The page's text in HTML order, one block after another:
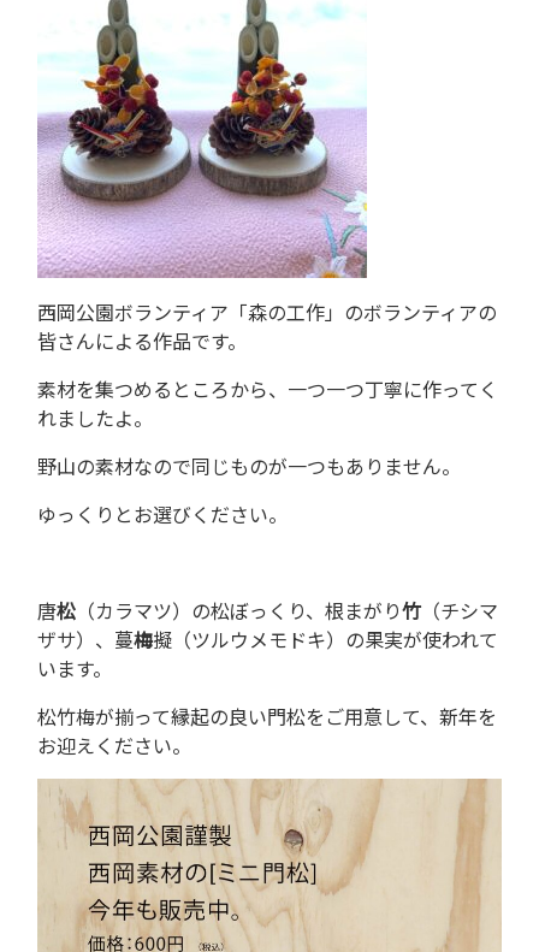
西岡公園ボランティア「森の工作」のボランティアの
皆さんによる作品です。
素材を集つめるところから、一つ一つ丁寧に作ってく
れましたよ。
野山の素材なので同じものが一つもありません。
ゆっくりとお選びください。
唐松 （カラマツ）の松ぼっくり、根まがり竹 （チシマ
ザサ）、蔓梅擬（ツルウメモドキ）の果実が使われて
います。
松竹梅が揃って縁起の良い門松をご用意して、新年を
お迎えください。